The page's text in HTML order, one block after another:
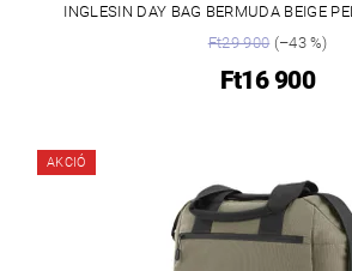
INGLESIN DAY BAG BERMUDA BEIGE
Ft29 900(–43 %)
Ft16 900
AKCIÓ